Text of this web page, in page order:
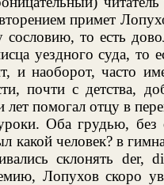
примет
то есть
уездного суда, то
и наоборот, часто
почти с детства,
лет помогал отцу в
Оба грудью, без
какой человек? в
склонять der,
Лопухов скоро